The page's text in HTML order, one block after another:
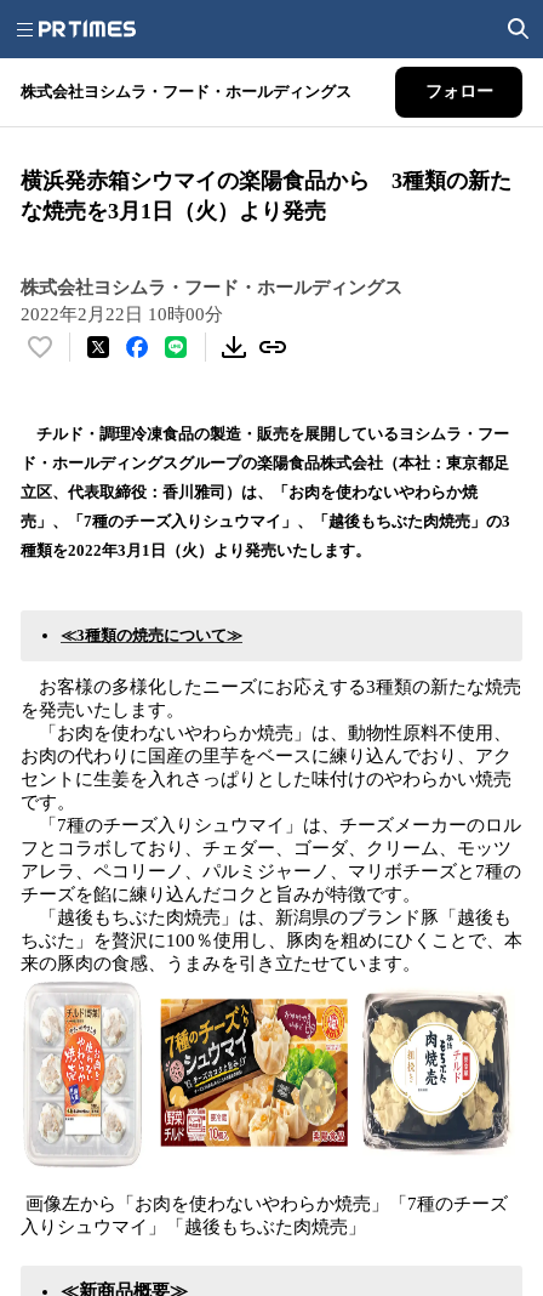
株式会社ヨシムラ・フード・ホールディングス フォロー
横浜発赤箱シウマイの楽陽食品から 3種類の新た
な焼売を3月1日（火）より発売
株式会社ヨシムラ・フード・ホールディングス
2022年2月22日 10時00分
い
！
数
を
み
込
で
チルド・調理冷凍食品の製造・販売を展開しているヨシムラ・フー
ド・ホールディングスグループの楽陽食品株式会社（本社：東京都足
立区、代表取締役：香川雅司）は、「お肉を使わないやわらか焼
売」、「7種のチーズ入りシュウマイ」、「越後もちぶた肉焼売」の3
種類を2022年3月1日（火）より発売いたします。
≪3種類の焼売について≫
お客様の多様化したニーズにお応えする3種類の新たな焼売
を発売いたします。
「お肉を使わないやわらか焼売」は、動物性原料不使用、
お肉の代わりに国産の里芋をベースに練り込んでおり、アク
セントに生姜を入れさっぱりとした味付けのやわらかい焼売
です。
「7種のチーズ入りシュウマイ」は、チーズメーカーのロル
フとコラボしており、チェダー、ゴーダ、クリーム、モッツ
アレラ、ペコリーノ、パルミジャーノ、マリボチーズと7種の
チーズを餡に練り込んだコクと旨みが特徴です。
「越後もちぶた肉焼売」は、新潟県のブランド豚「越後も
ちぶた」を贅沢に100％使用し、豚肉を粗めにひくことで、本
来の豚肉の食感、うまみを引き立たせています。
画像左から「お肉を使わないやわらか焼売」「7種のチーズ
入りシュウマイ」「越後もちぶた肉焼売」
≪新商品概要≫